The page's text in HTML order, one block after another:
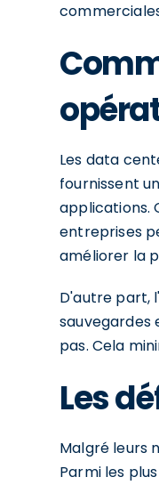
Les data
fournissent
applications.
entreprises
améliorer la
D'autre part,
sauvegardes
pas. Cela
Les
Malgré leurs
Parmi les